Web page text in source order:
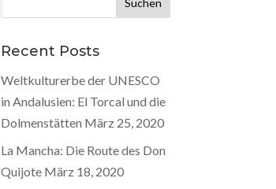
nach:
Recent Posts
Weltkulturerbe der UNESCO
in Andalusien: El Torcal und die
Dolmenstätten März 25, 2020
La Mancha: Die Route des Don
Quijote März 18, 2020